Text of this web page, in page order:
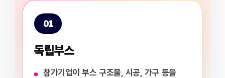
01
독립부스
참가기업이 부스 구조물, 시공, 가구 등을